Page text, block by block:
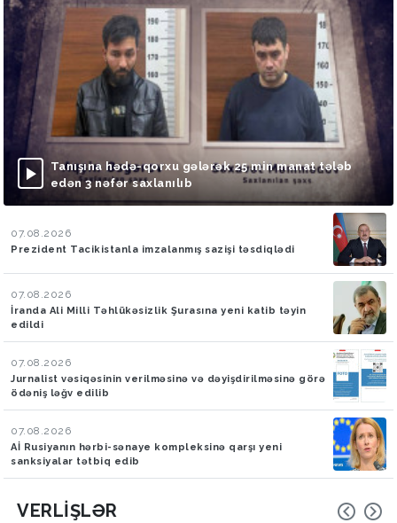
Tanışına hədə-qorxu gələrək 25 min manat tələb
edən 3 nəfər saxlanılıb
07.08.2026
Prezident Tacikistanla imzalanmış sazişi təsdiqlədi
07.08.2026
İranda Ali Milli Təhlükəsizlik Şurasına yeni katib təyin
edildi
07.08.2026
Jurnalist vəsiqəsinin verilməsinə və dəyişdirilməsinə görə
ödəniş ləğv edilib
07.08.2026
Aİ Rusiyanın hərbi-sənaye kompleksinə qarşı yeni
sanksiyalar tətbiq edib
VERLIŞLƏR